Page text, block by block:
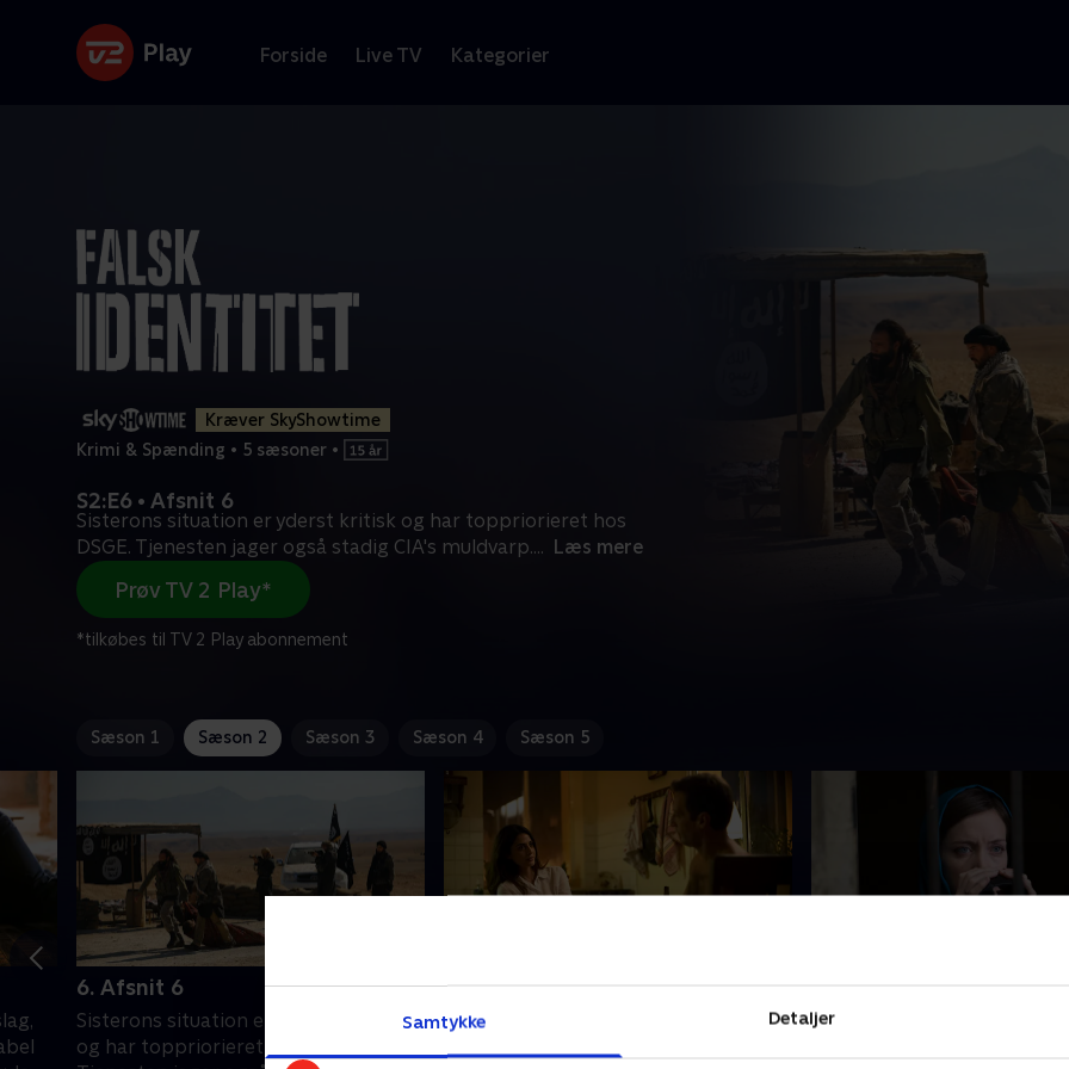
Samtykke Detaljer
Forside Live TV Kategorier
Kræver SkyShowtime
Krimi & Spænding • 5 sæsoner •
S2:E6 • Afsnit 6
Sisterons situation er yderst kritisk og har toppriorieret hos
DSGE. Tjenesten jager også stadig CIA's muldvarp.... Læs mere
Prøv TV 2 Play*
*tilkøbes til TV 2 Play abonnement
Sæson 1 Sæson 2 Sæson 3 Sæson 4 Sæson 5
6. Afsnit 6
Sisterons situation er yderst kritisk
og har toppriorieret hos DSGE.
7. Afsnit 7
Nadia beder Malotru om hjælp.
Malotru og Céline har kig på